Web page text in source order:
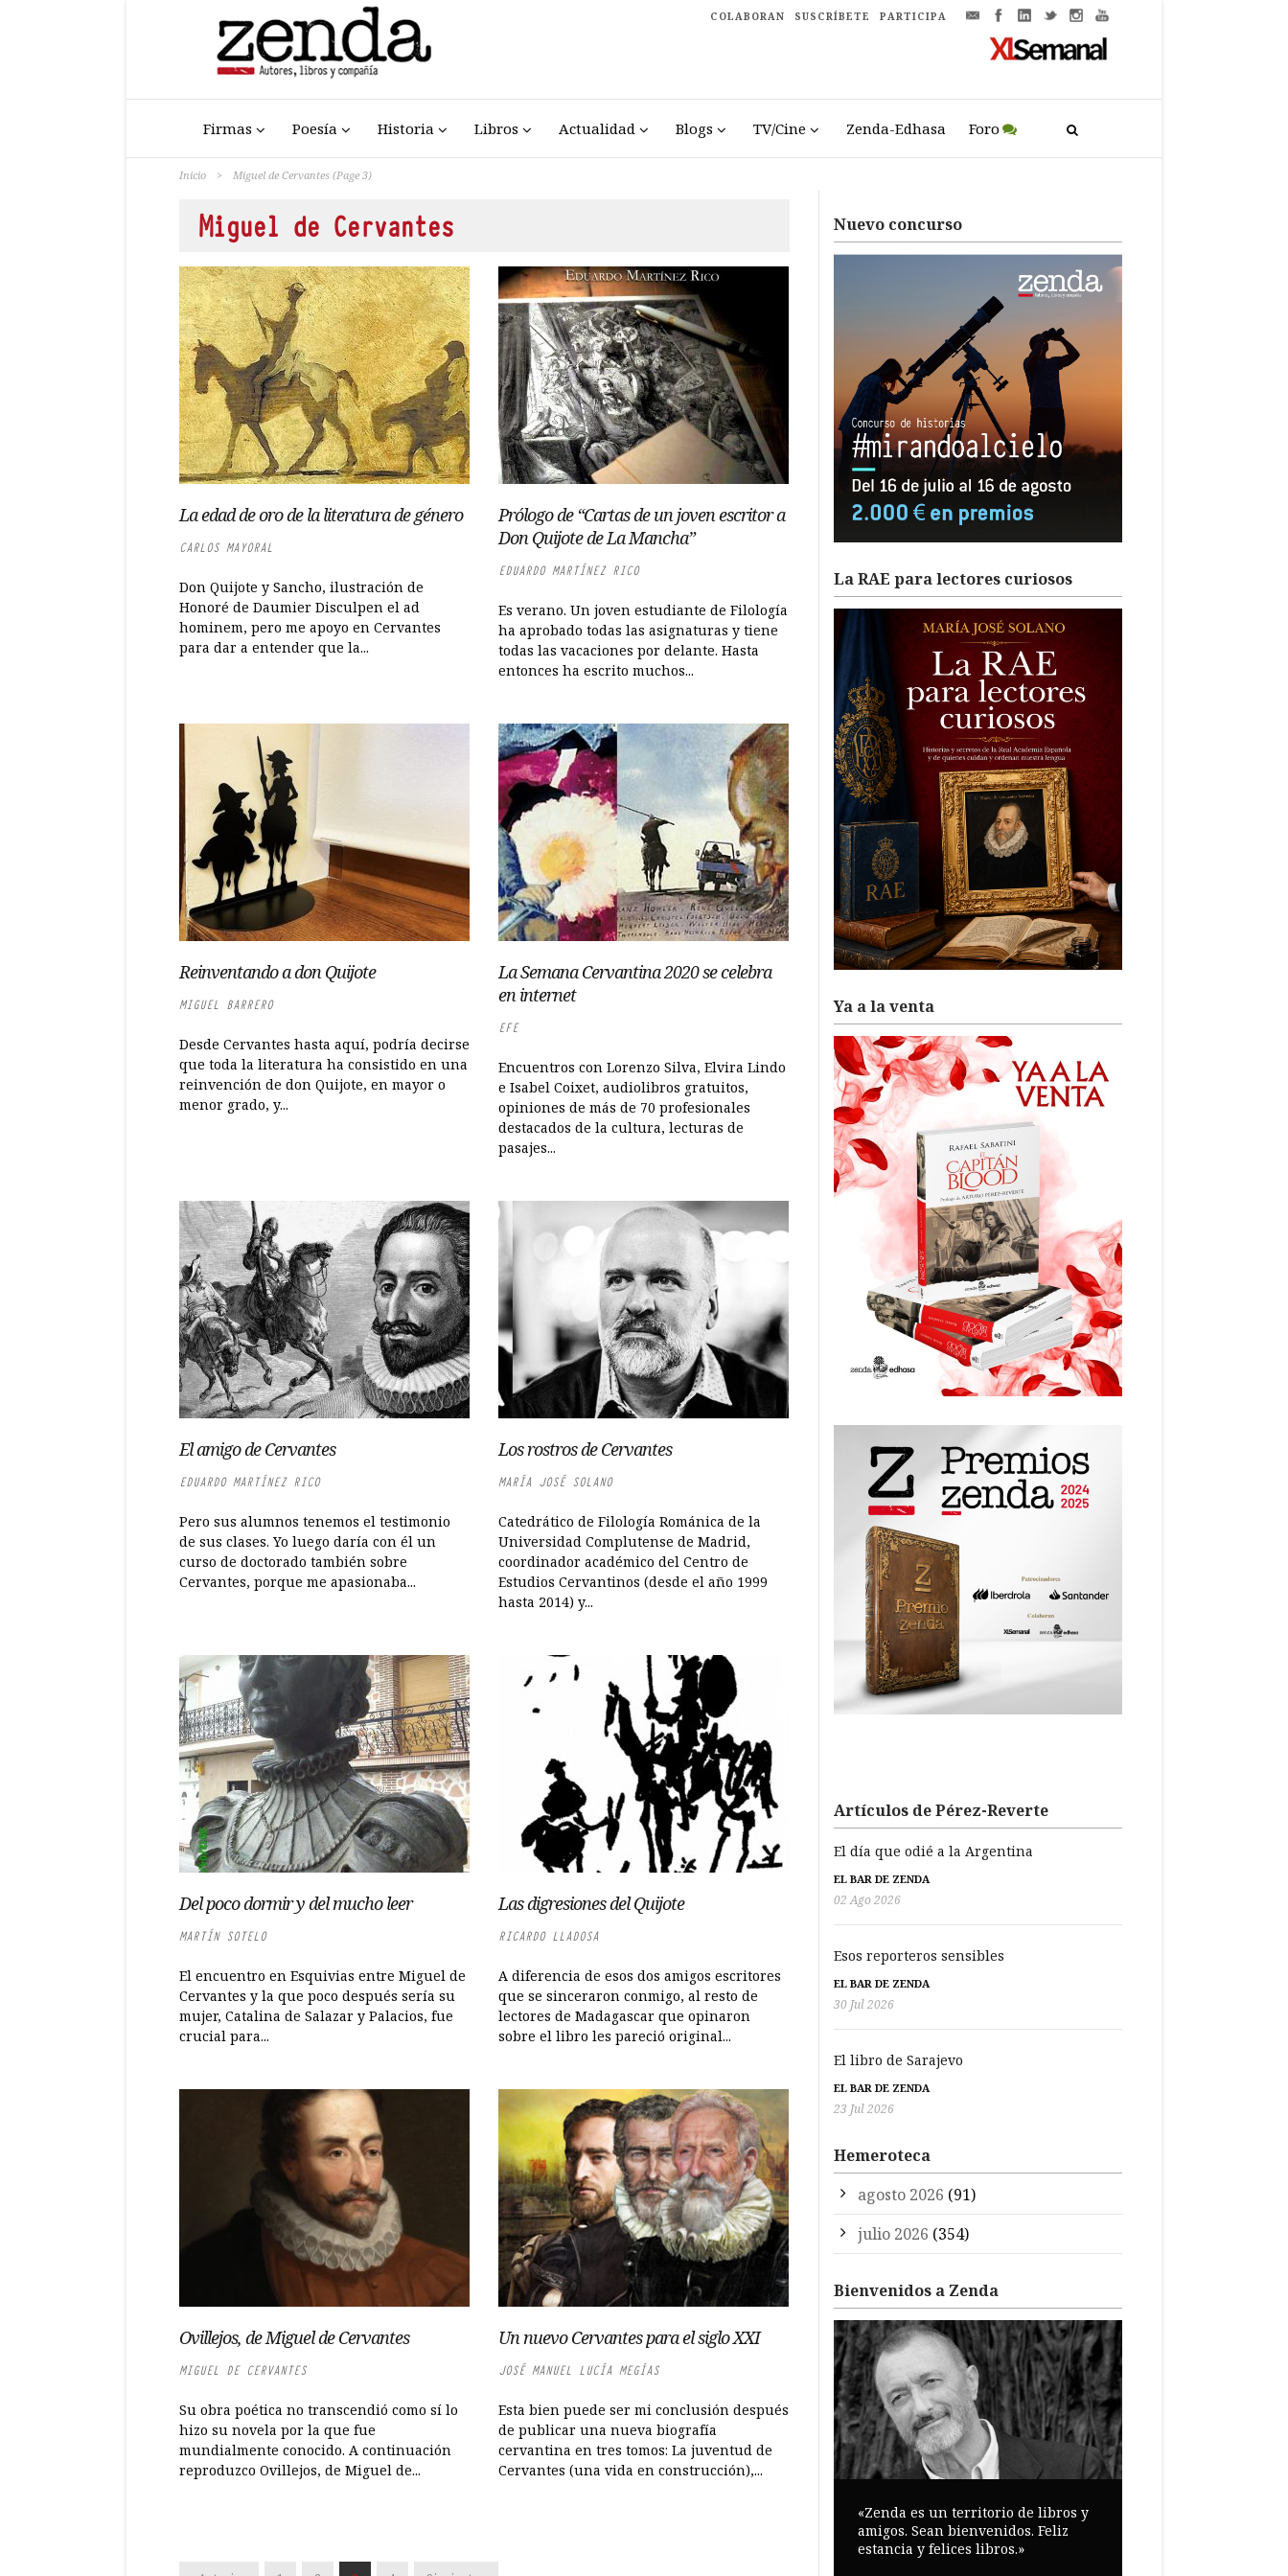
COLABORAN SUSCRÍBETE PARTICIPA
Firmas Poesía Historia Libros Actualidad Blogs TV/Cine Zenda-Edhasa Foro
Inicio > Miguel de Cervantes (Page 3)
Miguel de Cervantes
La edad de oro de la literatura de género
CARLOS MAYORAL
Don Quijote y Sancho, ilustración de
Honoré de Daumier Disculpen el ad
hominem, pero me apoyo en Cervantes
para dar a entender que la...
Prólogo de “Cartas de un joven escritor a
Don Quijote de La Mancha”
EDUARDO MARTÍNEZ RICO
Es verano. Un joven estudiante de Filología
ha aprobado todas las asignaturas y tiene
todas las vacaciones por delante. Hasta
entonces ha escrito muchos...
Reinventando a don Quijote
MIGUEL BARRERO
Desde Cervantes hasta aquí, podría decirse
que toda la literatura ha consistido en una
reinvención de don Quijote, en mayor o
menor grado, y...
La Semana Cervantina 2020 se celebra
en internet
EFE
Encuentros con Lorenzo Silva, Elvira Lindo
e Isabel Coixet, audiolibros gratuitos,
opiniones de más de 70 profesionales
destacados de la cultura, lecturas de
pasajes...
El amigo de Cervantes
EDUARDO MARTÍNEZ RICO
Pero sus alumnos tenemos el testimonio
de sus clases. Yo luego daría con él un
curso de doctorado también sobre
Cervantes, porque me apasionaba...
Los rostros de Cervantes
MARÍA JOSÉ SOLANO
Catedrático de Filología Románica de la
Universidad Complutense de Madrid,
coordinador académico del Centro de
Estudios Cervantinos (desde el año 1999
hasta 2014) y...
Del poco dormir y del mucho leer
MARTÍN SOTELO
El encuentro en Esquivias entre Miguel de
Cervantes y la que poco después sería su
mujer, Catalina de Salazar y Palacios, fue
crucial para...
Las digresiones del Quijote
RICARDO LLADOSA
A diferencia de esos dos amigos escritores
que se sinceraron conmigo, al resto de
lectores de Madagascar que opinaron
sobre el libro les pareció original...
Ovillejos, de Miguel de Cervantes
MIGUEL DE CERVANTES
Su obra poética no transcendió como sí lo
hizo su novela por la que fue
mundialmente conocido. A continuación
reproduzco Ovillejos, de Miguel de...
Un nuevo Cervantes para el siglo XXI
JOSÉ MANUEL LUCÍA MEGÍAS
Esta bien puede ser mi conclusión después
de publicar una nueva biografía
cervantina en tres tomos: La juventud de
Cervantes (una vida en construcción),...
Nuevo concurso
La RAE para lectores curiosos
Ya a la venta
Artículos de Pérez-Reverte
El día que odié a la Argentina
EL BAR DE ZENDA
02 Ago 2026
Esos reporteros sensibles
EL BAR DE ZENDA
30 Jul 2026
El libro de Sarajevo
EL BAR DE ZENDA
23 Jul 2026
Hemeroteca
agosto 2026 (91)
julio 2026 (354)
Bienvenidos a Zenda
«Zenda es un territorio de libros y
amigos. Sean bienvenidos. Feliz
estancia y felices libros.»